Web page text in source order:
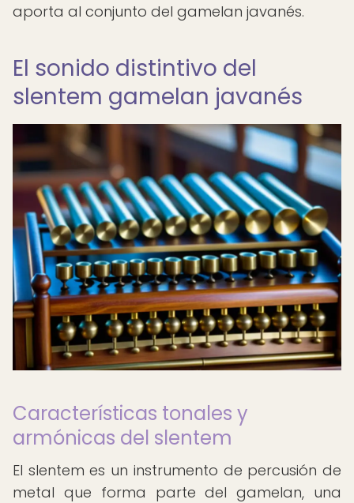
aporta al conjunto del gamelan javanés.
El sonido distintivo del
slentem gamelan javanés
Características tonales y
armónicas del slentem
El slentem es un instrumento de percusión de
metal que forma parte del gamelan, una